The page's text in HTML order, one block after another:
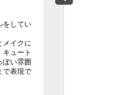
をしてい
メイクに
ュート
ぽい雰囲
で表現で